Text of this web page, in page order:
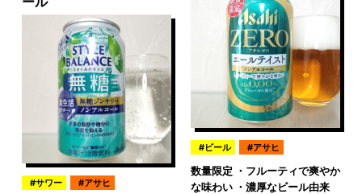
サワー アサヒ
ビール アサヒ
数量限定 ・フルーティで爽やか
な味わい ・濃厚なビール由来